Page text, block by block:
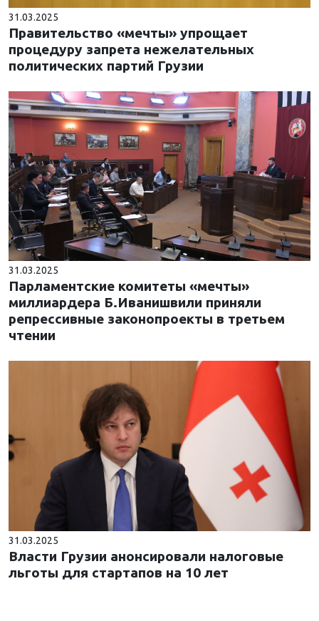
31.03.2025
Правительство «мечты» упрощает
процедуру запрета нежелательных
политических партий Грузии
31.03.2025
Парламентские комитеты «мечты»
миллиардера Б.Иванишвили приняли
репрессивные законопроекты в третьем
чтении
31.03.2025
Власти Грузии анонсировали налоговые
льготы для стартапов на 10 лет